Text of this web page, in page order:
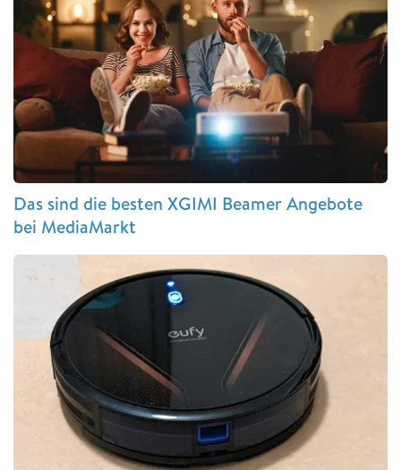
Das sind die besten XGIMI Beamer Angebote
bei MediaMarkt